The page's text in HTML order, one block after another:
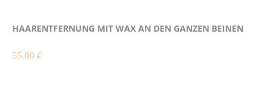
HAARENTFERNUNG MIT WAX AN DEN GANZEN BEINEN
55.00 €